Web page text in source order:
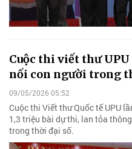
Cuộc thi viết thư
nối con người trong
09/05/2026 05:52
Cuộc thi Viết thư Quốc tế UPU
1,3 triệu bài dự thi, lan tỏa
trong thời đại số.